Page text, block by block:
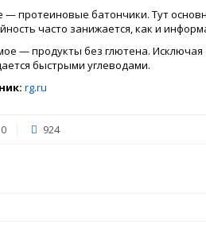
— протеиновые батончики. Тут
часто занижается, как и
— продукты без глютена. Исключая
быстрыми углеводами.
rg.ru
0 924